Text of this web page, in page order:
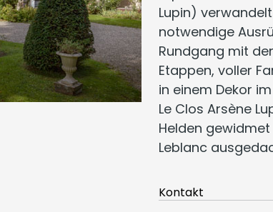
Lupin)
notwendige
Rundgang mit
Etappen, voller
in einem Dekor
Le Clos Arsène
Helden
Leblanc
Kontakt